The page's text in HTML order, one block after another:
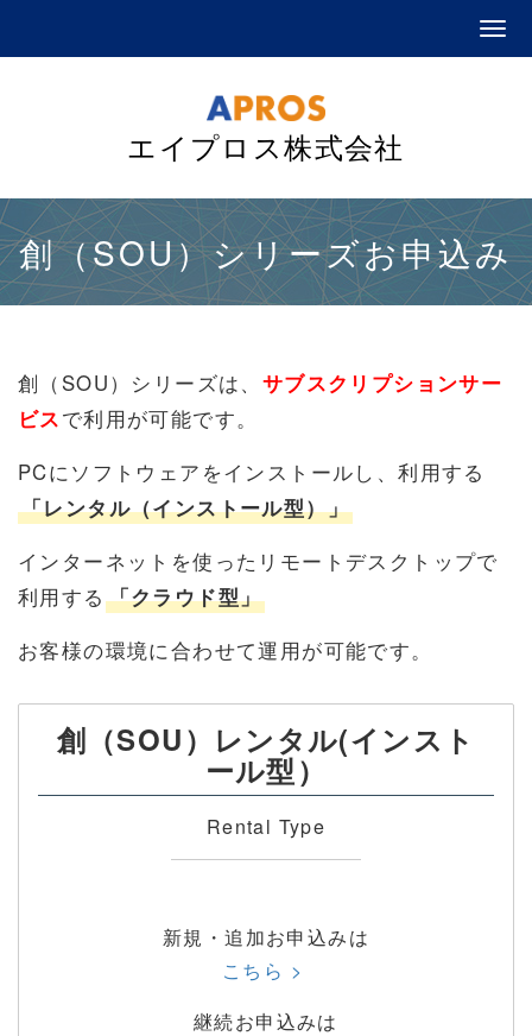
エイプロス株式会社
創（SOU）シリーズお申込み
創（SOU）シリーズは、 サブスクリプションサー
ビスで利用が可能です。
PCにソフトウェアをインストールし、利用する
「レンタル（インストール型）」
インターネットを使ったリモートデスクトップで
利用する 「クラウド型」
お客様の環境に合わせて運用が可能です。
創（SOU）レンタル(インスト
ール型）
Rental Type
新規・追加お申込みは
こちら >
継続お申込みは